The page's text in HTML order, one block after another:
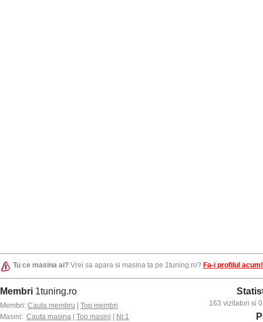
Tu ce masina ai? Vrei sa apara si masina ta pe 1tuning.ro? Fa-i profilul acum!
Membri 1tuning.ro
Membri: Cauta membru
Top membri
Masini: Cauta masina Top masini
Nr.1
163 vizitatori si